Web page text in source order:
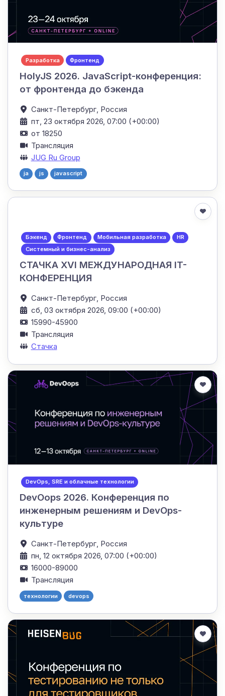
Разработка Фронтенд
HolyJS 2026. JavaScript-конференция:
от фронтенда до бэкенда
Санкт-Петербург, Россия
пт, 23 октября 2026, 07:00 (+00:00)
от 18250
Трансляция
JUG Ru Group
ja js javascript
Бэкенд Фронтенд Мобильная разработка
HR
Системный и бизнес-анализ
СТАЧКА XVI МЕЖДУНАРОДНАЯ IT-
КОНФЕРЕНЦИЯ
Санкт-Петербург, Россия
сб, 03 октября 2026, 09:00 (+00:00)
15990-45900
Трансляция
Стачка
DevOps, SRE и облачные технологии
DevOops 2026. Конференция по
инженерным решениям и DevOps-
культуре
Санкт-Петербург, Россия
пн, 12 октября 2026, 07:00 (+00:00)
16000-89000
Трансляция
технологии devops